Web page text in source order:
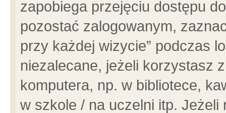
zapobiega przejęciu dostępu
pozostać zalogowanym,
przy każdej wizycie” podczas
niezalecane, jeżeli korzystasz
komputera, np. w bibliotece,
w szkole / na uczelni itp.